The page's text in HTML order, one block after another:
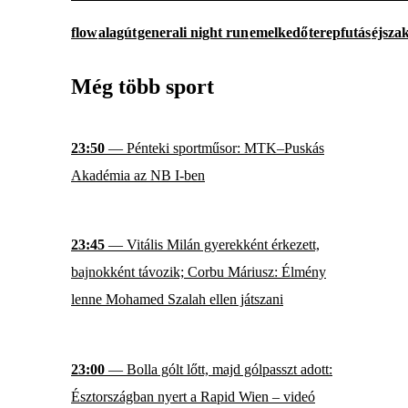
flowalagútgenerali night runemelkedőterepfutás
Még több sport
23:50 — Pénteki sportműsor: MTK–Puskás
Akadémia az NB I-ben
23:45 — Vitális Milán gyerekként érkezett,
bajnokként távozik; Corbu Máriusz: Élmény
lenne Mohamed Szalah ellen játszani
23:00 — Bolla gólt lőtt, majd gólpasszt adott:
Észtországban nyert a Rapid Wien – videó